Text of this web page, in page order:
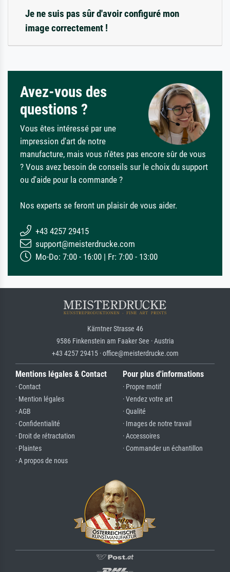
Je ne suis pas sûr d'avoir configuré mon
image correctement !
Avez-vous des
questions ?
Vous êtes intéressé par une
impression d'art de notre
manufacture, mais vous n'êtes pas encore sûr de vous
? Vous avez besoin de conseils sur le choix du support
ou d'aide pour la commande ?
Nos experts se feront un plaisir de vous aider.
+43 4257 29415
support@meisterdrucke.com
Mo-Do: 7:00 - 16:00 | Fr: 7:00 - 13:00
Kärntner Strasse 46
9586 Finkenstein am Faaker See · Austria
+43 4257 29415 · office@meisterdrucke.com
Mentions légales & Contact
· Contact
· Mention légales
· AGB
· Confidentialité
· Droit de rétractation
· Plaintes
· A propos de nous
Pour plus d'informations
· Propre motif
· Vendez votre art
· Qualité
· Images de notre travail
· Accessoires
· Commander un échantillon